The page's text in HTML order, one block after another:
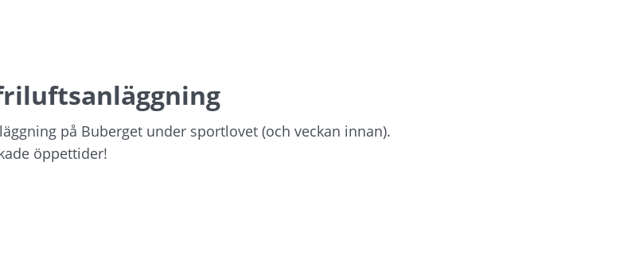
på Buberget under sportlovet (och veckan innan).
öppettider!